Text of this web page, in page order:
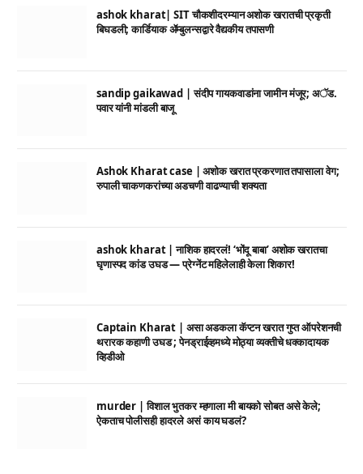
ashok kharat| SIT चौकशीदरम्यान अशोक खरातची प्रकृती
बिघडली; कार्डियाक ॲम्बुलन्सद्वारे वैद्यकीय तपासणी
sandip gaikawad | संदीप गायकवाडांना जामीन मंजूर; अॅड.
पवार यांनी मांडली बाजू
Ashok Kharat case | अशोक खरात प्रकरणात तपासाला वेग;
रुपाली चाकणकरांच्या अडचणी वाढण्याची शक्यता
ashok kharat | नाशिक हादरलं! ‘भोंदू बाबा’ अशोक खरातचा
घृणास्पद कांड उघड — प्रेग्नेंट महिलेलाही केला शिकार!
Captain Kharat | असा अडकला कॅप्टन खरात गुप्त ऑपरेशनची
थरारक कहाणी उघड ; पेनड्राईव्हमध्ये मोठ्या व्यक्तीचे धक्कादायक
व्हिडीओ
murder | विशाल भुतकर म्हणाला मी बायको सोबत असे केले;
ऐकताच पोलीसही हादरले असं काय घडलं?